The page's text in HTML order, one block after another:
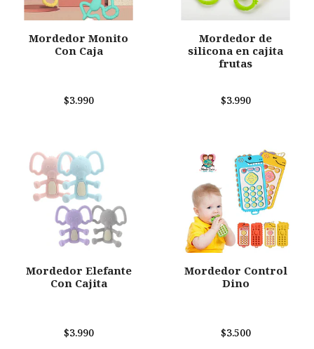
Mordedor Monito
Con Caja
$3.990
Mordedor de
silicona en cajita
frutas
$3.990
Mordedor Elefante
Con Cajita
$3.990
Mordedor Control
Dino
$3.500